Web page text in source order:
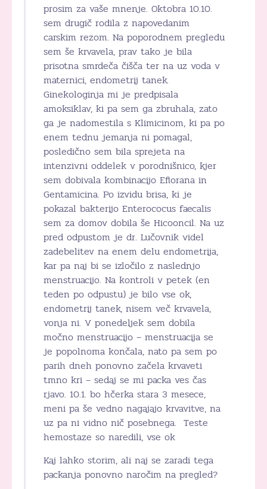
prosim za vaše mnenje. Oktobra 10.10.
sem drugič rodila z napovedanim
carskim rezom. Na poporodnem pregledu
sem še krvavela, prav tako je bila
prisotna smrdeča čišča ter na uz voda v
maternici, endometrij tanek.
Ginekologinja mi je predpisala
amoksiklav, ki pa sem ga zbruhala, zato
ga je nadomestila s Klimicinom, ki pa po
enem tednu jemanja ni pomagal,
posledično sem bila sprejeta na
intenzivni oddelek v porodnišnico, kjer
sem dobivala kombinacijo Eflorana in
Gentamicina. Po izvidu brisa, ki je
pokazal bakterijo Enterococus faecalis
sem za domov dobila še Hicooncil. Na uz
pred odpustom je dr. Lučovnik videl
zadebelitev na enem delu endometrija,
kar pa naj bi se izločilo z naslednjo
menstruacijo. Na kontroli v petek (en
teden po odpustu) je bilo vse ok,
endometrij tanek, nisem več krvavela,
vonja ni. V ponedeljek sem dobila
močno menstruacijo – menstruacija se
je popolnoma končala, nato pa sem po
parih dneh ponovno začela krvaveti
tmno kri – sedaj se mi packa ves čas
rjavo. 10.1. bo hčerka stara 3 mesece,
meni pa še vedno nagajajo krvavitve, na
uz pa ni vidno nič posebnega. Teste
hemostaze so naredili, vse ok
Kaj lahko storim, ali naj se zaradi tega
packanja ponovno naročim na pregled?